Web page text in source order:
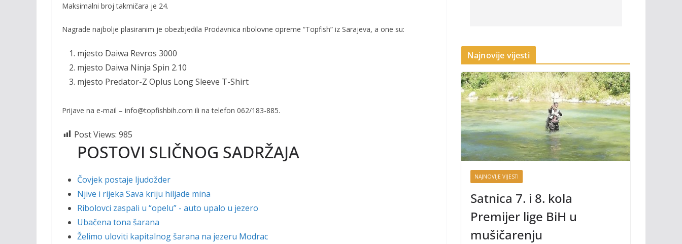
Maksimalni broj takmičara je 24.
Nagrade najbolje plasiranim je obezbjedila Prodavnica ribolovne opreme “Topfish” iz Sarajeva, a one su:
mjesto Daiwa Revros 3000
mjesto Daiwa Ninja Spin 2.10
mjesto Predator-Z Oplus Long Sleeve T-Shirt
Prijave na e-mail – info@topfishbih.com ili na telefon 062/183-885.
Post Views: 985
POSTOVI SLIČNOG SADRŽAJA
Čovjek postaje ljudožder
Njive i rijeka Sava kriju hiljade mina
Ribolovci zaspali u “opelu” - auto upalo u jezero
Ubačena tona šarana
Želimo uloviti kapitalnog šarana na jezeru Modrac
Najnovije vijesti
NAJNOVIJE VIJESTI
Satnica 7. i 8. kola
Premijer lige BiH u
mušičarenju